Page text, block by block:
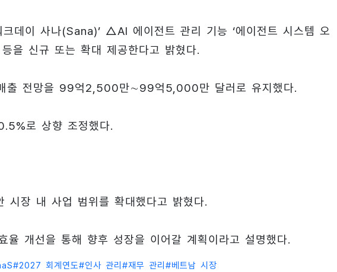
데이 사나(Sana)’ △AI 에이전트 관리 기능 ‘에이전트 시스템 오
을 신규 또는 확대 제공한다고 밝혔다.
출 전망을 99억2,500만∼99억5,000만 달러로 유지했다.
로 상향 조정했다.
시장 내 사업 범위를 확대했다고 밝혔다.
개선을 통해 향후 성장을 이어갈 계획이라고 설명했다.
#2027 회계연도#인사 관리 #재무 관리 #베트남 시장